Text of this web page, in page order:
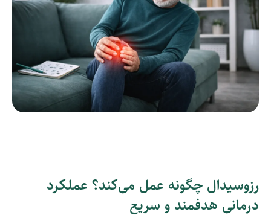
رزوسیدال چگونه عمل می‌کند؟ عملکرد
درمانی هدفمند و سریع